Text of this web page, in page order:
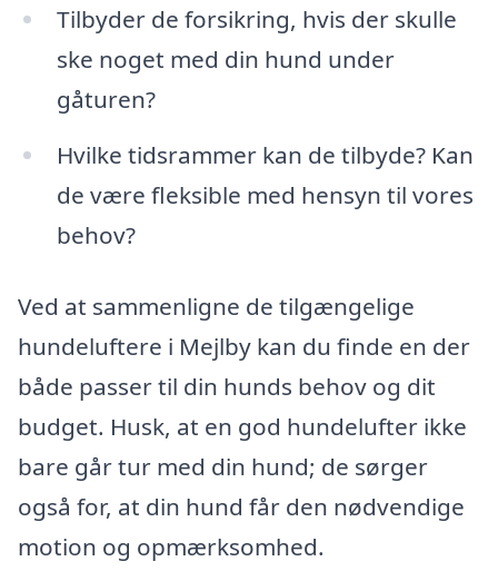
Tilbyder de forsikring, hvis der skulle
ske noget med din hund under
gåturen?
Hvilke tidsrammer kan de tilbyde? Kan
de være fleksible med hensyn til vores
behov?
Ved at sammenligne de tilgængelige
hundeluftere i Mejlby kan du finde en der
både passer til din hunds behov og dit
budget. Husk, at en god hundelufter ikke
bare går tur med din hund; de sørger
også for, at din hund får den nødvendige
motion og opmærksomhed.